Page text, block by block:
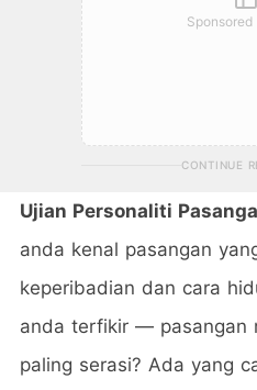
CONTINUE
Ujian Personaliti
anda kenal pasangan
keperibadian dan cara
anda terfikir — pasangan
paling serasi? Ada yang